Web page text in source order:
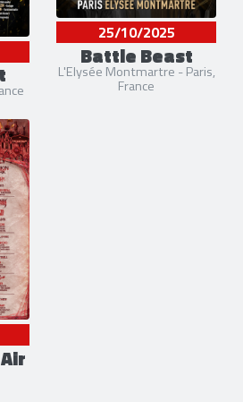
25/10/2025
Battle Beast
L'Elysée Montmartre - Paris,
France